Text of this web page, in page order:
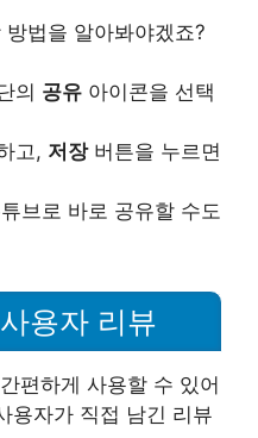
법을 알아봐야겠죠?
의 공유 아이콘을 선택
고, 저장버튼을 누르면
브로 바로 공유할 수도
용자 리뷰
편하게 사용할 수 있어
용자가 직접 남긴 리뷰